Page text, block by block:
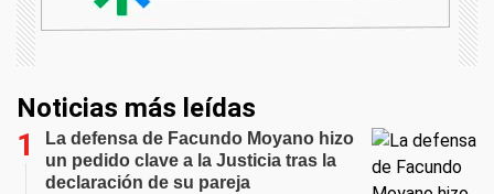
Noticias más leídas
La defensa de Facundo Moyano hizo
un pedido clave a la Justicia tras la
declaración de su pareja